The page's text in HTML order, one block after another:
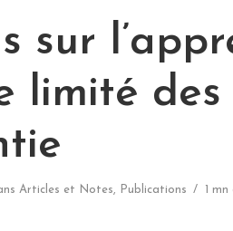
sur
limité des
Articles et Notes, Publications 1